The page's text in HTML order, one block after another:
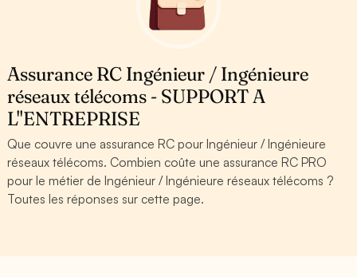
Assurance RC Ingénieur / Ingénieure
réseaux télécoms - SUPPORT A
L''ENTREPRISE
Que couvre une assurance RC pour Ingénieur / Ingénieure
réseaux télécoms. Combien coûte une assurance RC PRO
pour le métier de Ingénieur / Ingénieure réseaux télécoms ?
Toutes les réponses sur cette page.